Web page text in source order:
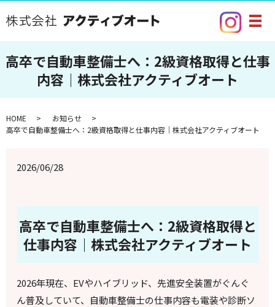
メ
高卒で自動車整備士へ：2級資格取得と仕事
内容｜株式会社アクティブオート
HOME
お知らせ
高卒で自動車整備士へ：2級資格取得と仕事内容｜株式会社アクティブオート
2026/06/28
高卒で自動車整備士へ：2級資格取得と
仕事内容｜株式会社アクティブオート
2026年現在、EVやハイブリッド、先進安全装置がぐんぐ
ん普及していて、自動車整備士の仕事内容も電装や診断ソ